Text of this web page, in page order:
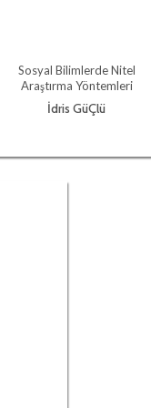
Sosyal Bilimlerde Nitel
Araştırma Yöntemleri
İdris GüÇlü